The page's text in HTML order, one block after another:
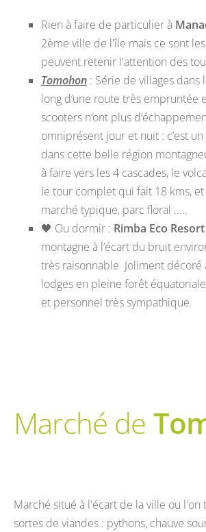
Rien à faire de particulier à
2ème ville de l'île mais ce sont
peuvent retenir l'attention des
Tomohon : Série de villages dans
long d’une route très empruntée
scooters n’ont plus
omniprésent jour et nuit : c’est
dans cette belle région
à faire vers les 4 cascades, le
le tour complet qui fait 18 kms, et
marché typique, parc floral .....
🖤 Ou dormir : Rimba Eco Resort
montagne à l’écart du bruit
très raisonnable Joliment décoré
lodges en pleine forêt
et personnel très sympathique
Marché de
Marché situé à l'écart de la ville ou l'on
sortes de viandes : pythons, chauve